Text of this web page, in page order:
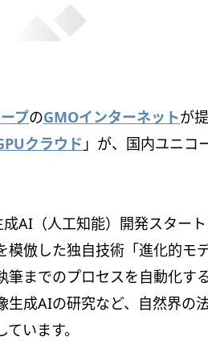
プのGMOインターネットが
クラウド 」が、国内ユニコ
AI（人工知能）開発スター
模倣した独自技術「進化的モ
筆までのプロセスを自動化す
生成AIの研究など、自然界の
います。